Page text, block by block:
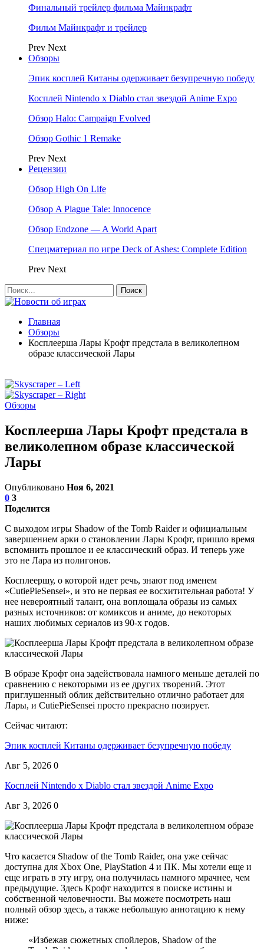
Финальный трейлер фильма Майнкрафт
Фильм Майнкрафт и трейлер
Prev Next
Обзоры
Эпик косплей Китаны одерживает безупречную победу
Косплей Nintendo x Diablo стал звездой Anime Expo
Обзор Halo: Campaign Evolved
Обзор Gothic 1 Remake
Prev Next
Рецензии
Обзор High On Life
Обзор A Plague Tale: Innocence
Обзор Endzone — A World Apart
Спецматериал по игре Deck of Ashes: Complete Edition
Prev Next
Главная
Обзоры
Косплеерша Лары Крофт предстала в великолепном
образе классической Лары
Обзоры
Косплеерша Лары Крофт предстала в
великолепном образе классической
Лары
Опубликовано Ноя 6, 2021
0 3
Поделится
С выходом игры Shadow of the Tomb Raider и официальным
завершением арки о становлении Лары Крофт, пришло время
вспомнить прошлое и ее классический образ. И теперь уже
это не Лара из полигонов.
Косплеершу, о которой идет речь, знают под именем
«CutiePieSensei», и это не первая ее восхитительная работа! У
нее невероятный талант, она воплощала образы из самых
разных источников: от комиксов и аниме, до некоторых
наших любимых сериалов из 90-х годов.
В образе Крофт она задействовала намного меньше деталей по
сравнению с некоторыми из ее других творений. Этот
приглушенный облик действительно отлично работает для
Лары, и CutiePieSensei просто прекрасно позирует.
Сейчас читают:
Эпик косплей Китаны одерживает безупречную победу
Авг 5, 2026 0
Косплей Nintendo x Diablo стал звездой Anime Expo
Авг 3, 2026 0
Что касается Shadow of the Tomb Raider, она уже сейчас
доступна для Xbox One, PlayStation 4 и ПК. Мы хотели еще и
еще играть в эту игру, она получилась намного мрачнее, чем
предыдущие. Здесь Крофт находится в поиске истины и
собственной человечности. Вы можете посмотреть наш
полный обзор здесь, а также небольшую аннотацию к нему
ниже:
«Избежав сюжетных спойлеров, Shadow of the